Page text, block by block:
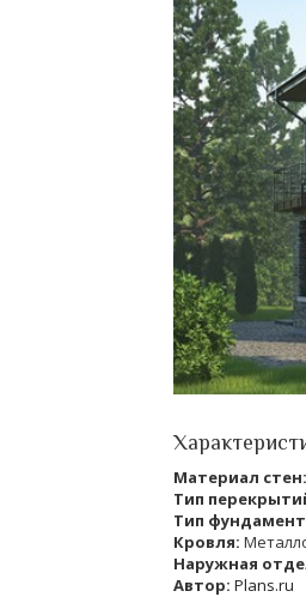
Материал стен:
Тип
Тип
Кровля:
Наружная
Автор: Plans.ru